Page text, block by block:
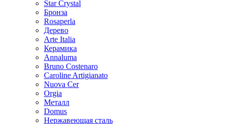
Star Crystal
Бронза
Rosaperla
Дерево
Arte Italia
Керамика
Annaluma
Bruno Costenaro
Caroline Artigianato
Nuova Cer
Orgia
Металл
Domus
Нержавеющая сталь